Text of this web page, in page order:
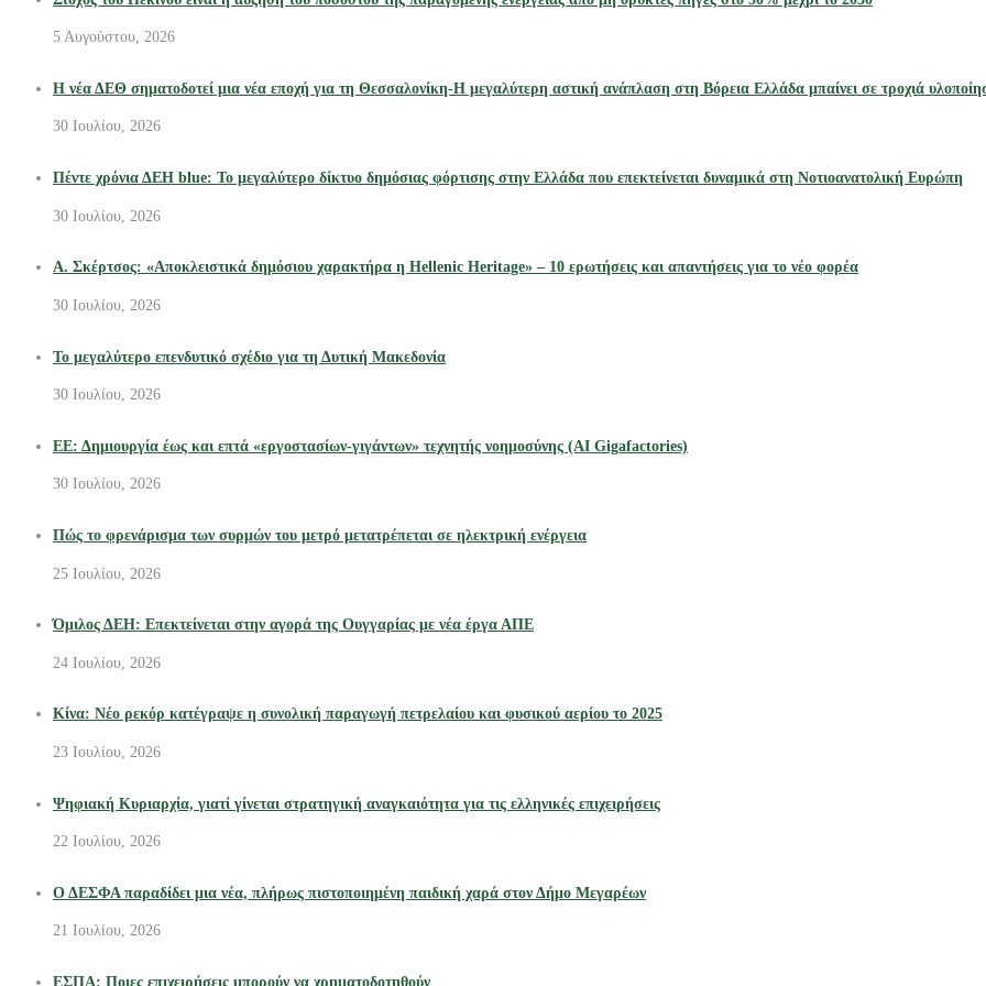
5 Αυγούστου, 2026
Η νέα ΔΕΘ σηματοδοτεί μια νέα εποχή για τη Θεσσαλονίκη-Η μεγαλύτερη αστική ανάπλαση στη Βόρεια Ελλάδα μπαίνει σε τροχιά
30 Ιουλίου, 2026
Πέντε χρόνια ΔΕΗ blue: Το μεγαλύτερο δίκτυο δημόσιας φόρτισης στην Ελλάδα που επεκτείνεται δυναμικά στη Νοτιοανατολική Ευρώπη
30 Ιουλίου, 2026
Α. Σκέρτσος: «Αποκλειστικά δημόσιου χαρακτήρα η Hellenic Heritage» – 10 ερωτήσεις και απαντήσεις για το νέο φορέα
30 Ιουλίου, 2026
Το μεγαλύτερο επενδυτικό σχέδιο για τη Δυτική Μακεδονία
30 Ιουλίου, 2026
ΕΕ: Δημιουργία έως και επτά «εργοστασίων-γιγάντων» τεχνητής νοημοσύνης (AI Gigafactories)
30 Ιουλίου, 2026
Πώς το φρενάρισμα των συρμών του μετρό μετατρέπεται σε ηλεκτρική ενέργεια
25 Ιουλίου, 2026
Όμιλος ΔΕΗ: Επεκτείνεται στην αγορά της Ουγγαρίας με νέα έργα ΑΠΕ
24 Ιουλίου, 2026
Κίνα: Νέο ρεκόρ κατέγραψε η συνολική παραγωγή πετρελαίου και φυσικού αερίου το 2025
23 Ιουλίου, 2026
Ψηφιακή Κυριαρχία, γιατί γίνεται στρατηγική αναγκαιότητα για τις ελληνικές επιχειρήσεις
22 Ιουλίου, 2026
Ο ΔΕΣΦΑ παραδίδει μια νέα, πλήρως πιστοποιημένη παιδική χαρά στον Δήμο Μεγαρέων
21 Ιουλίου, 2026
ΕΣΠΑ: Ποιες επιχειρήσεις μπορούν να χρηματοδοτηθούν